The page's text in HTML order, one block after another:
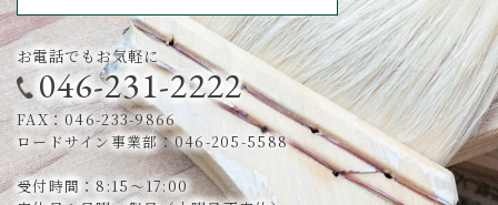
お電話でもお気軽に
046-231-2222
FAX：046-233-9866
ロードサイン事業部：046-205-5588
受付時間：8:15～17:00